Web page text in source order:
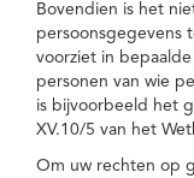
Bovendien is het
persoonsgegevens
voorziet in
personen van wie
is bijvoorbeeld het
XV.10/5 van het
Om uw rechten op